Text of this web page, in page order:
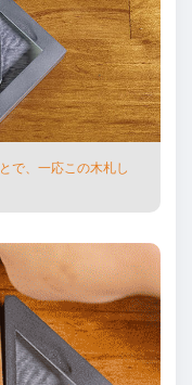
で、⼀応この⽊札し